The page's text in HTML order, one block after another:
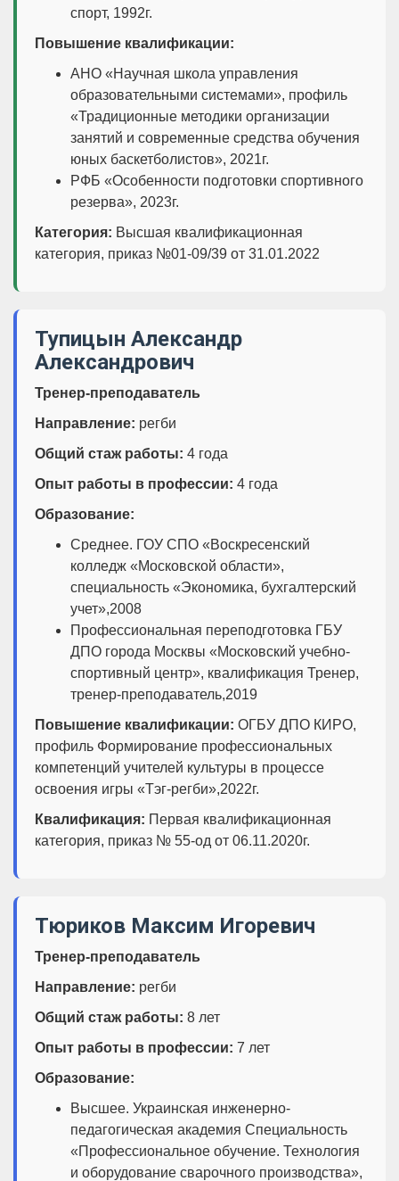
спорт, 1992г.
Повышение квалификации:
АНО «Научная школа управления
образовательными системами», профиль
«Традиционные методики организации
занятий и современные средства обучения
юных баскетболистов», 2021г.
РФБ «Особенности подготовки спортивного
резерва», 2023г.
Категория: Высшая квалификационная
категория, приказ №01-09/39 от 31.01.2022
Тупицын Александр
Александрович
Тренер-преподаватель
Направление: регби
Общий стаж работы: 4 года
Опыт работы в профессии: 4 года
Образование:
Среднее. ГОУ СПО «Воскресенский
колледж «Московской области»,
специальность «Экономика, бухгалтерский
учет»,2008
Профессиональная переподготовка ГБУ
ДПО города Москвы «Московский учебно-
спортивный центр», квалификация Тренер,
тренер-преподаватель,2019
Повышение квалификации: ОГБУ ДПО КИРО,
профиль Формирование профессиональных
компетенций учителей культуры в процессе
освоения игры «Тэг-регби»,2022г.
Квалификация: Первая квалификационная
категория, приказ № 55-од от 06.11.2020г.
Тюриков Максим Игоревич
Тренер-преподаватель
Направление: регби
Общий стаж работы: 8 лет
Опыт работы в профессии: 7 лет
Образование:
Высшее. Украинская инженерно-
педагогическая академия Специальность
«Профессиональное обучение. Технология
и оборудование сварочного производства»,